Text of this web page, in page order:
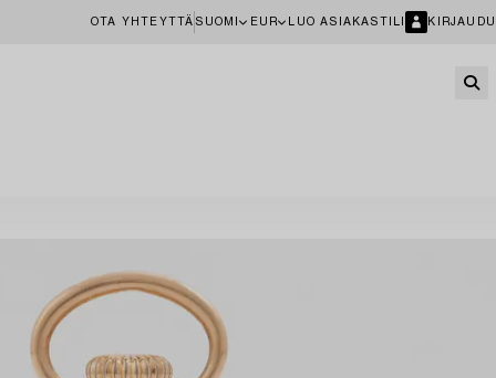
OTA YHTEYTTÄ SUOMI EUR LUO ASIAKASTILI KIRJAUDU